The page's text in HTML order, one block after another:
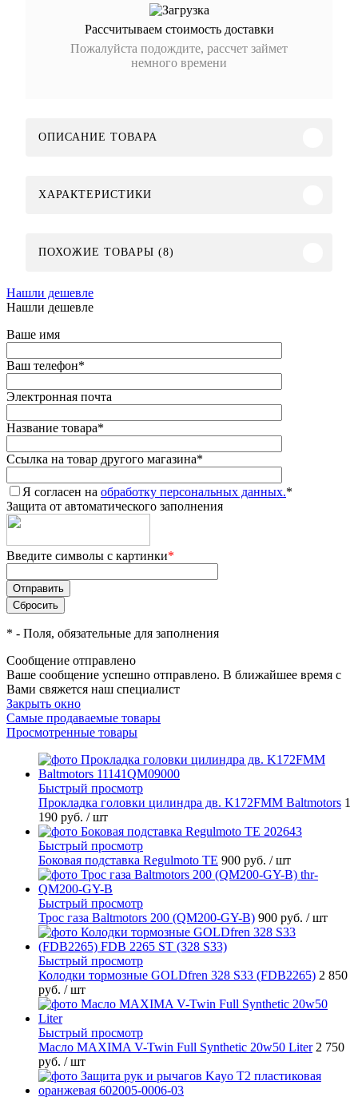
Рассчитываем стоимость доставки
Пожалуйста подождите, рассчет займет
немного времени
ОПИСАНИЕ ТОВАРА
ХАРАКТЕРИСТИКИ
ПОХОЖИЕ ТОВАРЫ (8)
Нашли дешевле
Нашли дешевле
Ваше имя
Ваш телефон*
Электронная почта
Название товара*
Ссылка на товар другого магазина*
Я согласен на обработку персональных данных.*
Защита от автоматического заполнения
Введите символы с картинки*
* - Поля, обязательные для заполнения
Сообщение отправлено
Ваше сообщение успешно отправлено. В ближайшее время с
Вами свяжется наш специалист
Закрыть окно
Самые продаваемые товары
Просмотренные товары
Быстрый просмотр
Прокладка головки цилиндра дв. K172FMM Baltmotors 1
190 руб. / шт
Быстрый просмотр
Боковая подставка Regulmoto TE 900 руб. / шт
Быстрый просмотр
Трос газа Baltmotors 200 (QM200-GY-B) 900 руб. / шт
Быстрый просмотр
Колодки тормозные GOLDfren 328 S33 (FDB2265) 2 850
руб. / шт
Быстрый просмотр
Масло MAXIMA V-Twin Full Synthetic 20w50 Liter 2 750
руб. / шт